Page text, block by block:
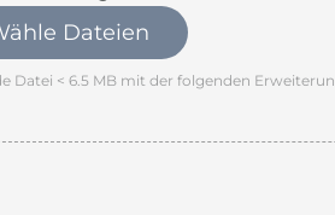
Dateien
Datei < 6.5 MB mit der folgenden